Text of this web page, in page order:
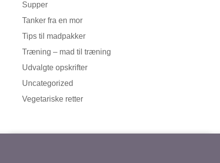
Supper
Tanker fra en mor
Tips til madpakker
Træning – mad til træning
Udvalgte opskrifter
Uncategorized
Vegetariske retter